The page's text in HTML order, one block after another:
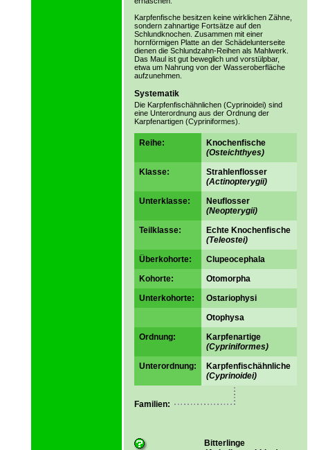
Karpfenfische besitzen keine wirklichen Zähne,
sondern zahnartige Fortsätze auf den
Schlundknochen. Zusammen mit einer
hornförmigen Platte an der Schädelunterseite
dienen die Schlundzahn-Reihen als Mahlwerk.
Das Maul ist gut beweglich und vorstülpbar,
etwa um Nahrung von der Wasseroberfläche
aufzunehmen.
Systematik
Die Karpfenfischähnlichen (Cyprinoidei) sind
eine Unterordnung aus der Ordnung der
Karpfenartigen (Cypriniformes).
Reihe:
Knochenfische
(Osteichthyes)
Klasse:
Strahlenflosser
(Actinopterygii)
Unterklasse:
Neuflosser
(Neopterygii)
Teilklasse:
Echte Knochenfische
(Teleostei)
Überkohorte:
Clupeocephala
Kohorte:
Otomorpha
Unterkohorte:
Ostariophysi
Otophysa
Ordnung:
Karpfenartige
(Cypriniformes)
Unterordnung:
Karpfenfischähnliche
(Cyprinoidei)
Familien:
Bitterlinge